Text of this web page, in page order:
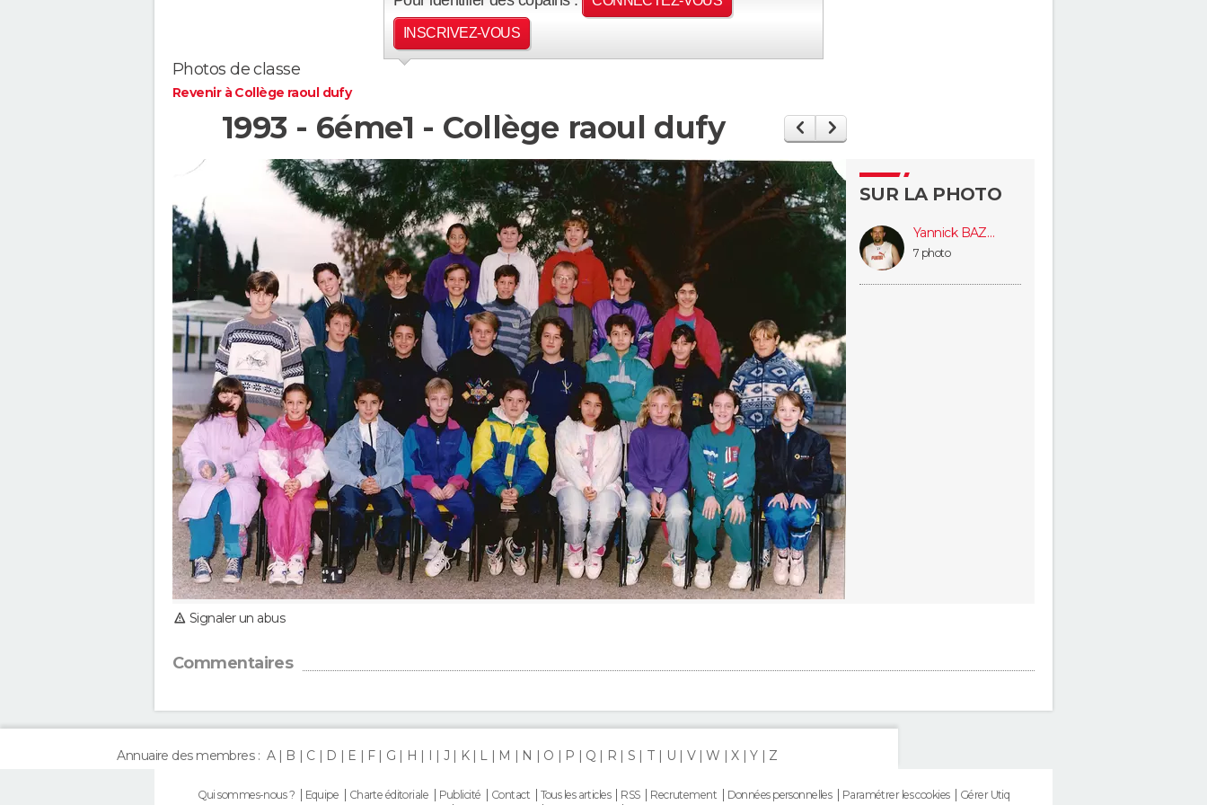
INSCRIVEZ-VOUS
Photos de classe
Revenir à Collège raoul dufy
1993 - 6éme1 - Collège raoul dufy
SUR LA PHOTO
Yannick BAZENANT
7 photo
Signaler un abus
Commentaires
Annuaire des membres : A B C D E F G H I J K L M N O P Q R S T U V W X Y Z
Qui sommes-nous ? Equipe Charte éditoriale Publicité Contact Tous les articles RSS Recrutement Données personnelles Paramétrer les cookies
Gérer Utiq